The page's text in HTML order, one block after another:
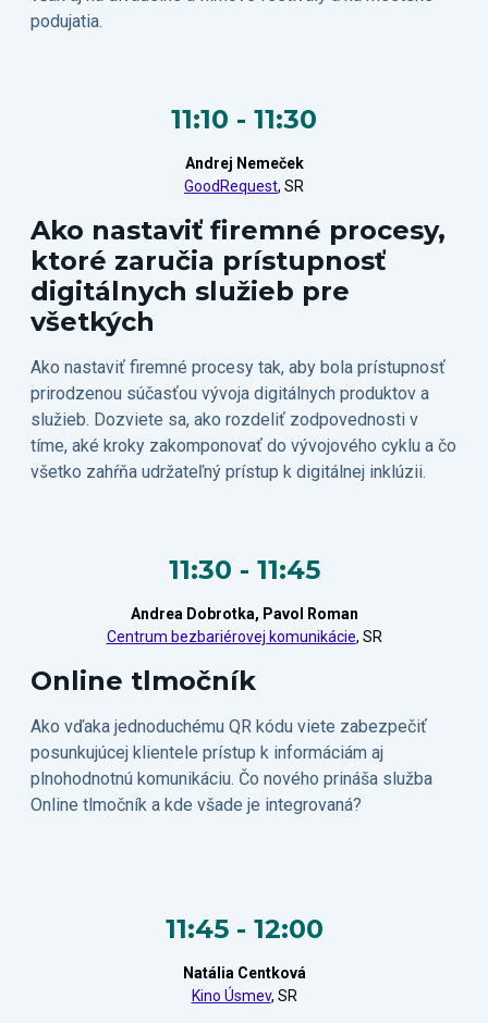
podujatia.
11:10 - 11:30
Andrej Nemeček
GoodRequest, SR
Ako nastaviť firemné procesy,
ktoré zaručia prístupnosť
digitálnych služieb pre
všetkých
Ako nastaviť firemné procesy tak, aby bola prístupnosť
prirodzenou súčasťou vývoja digitálnych produktov a
služieb. Dozviete sa, ako rozdeliť zodpovednosti v
tíme, aké kroky zakomponovať do vývojového cyklu a čo
všetko zahŕňa udržateľný prístup k digitálnej inklúzii.
11:30 - 11:45
Andrea Dobrotka, Pavol Roman
Centrum bezbariérovej komunikácie, SR
Online tlmočník
Ako vďaka jednoduchému QR kódu viete zabezpečiť
posunkujúcej klientele prístup k informáciám aj
plnohodnotnú komunikáciu. Čo nového prináša služba
Online tlmočník a kde všade je integrovaná?
11:45 - 12:00
Natália Centková
Kino Úsmev, SR